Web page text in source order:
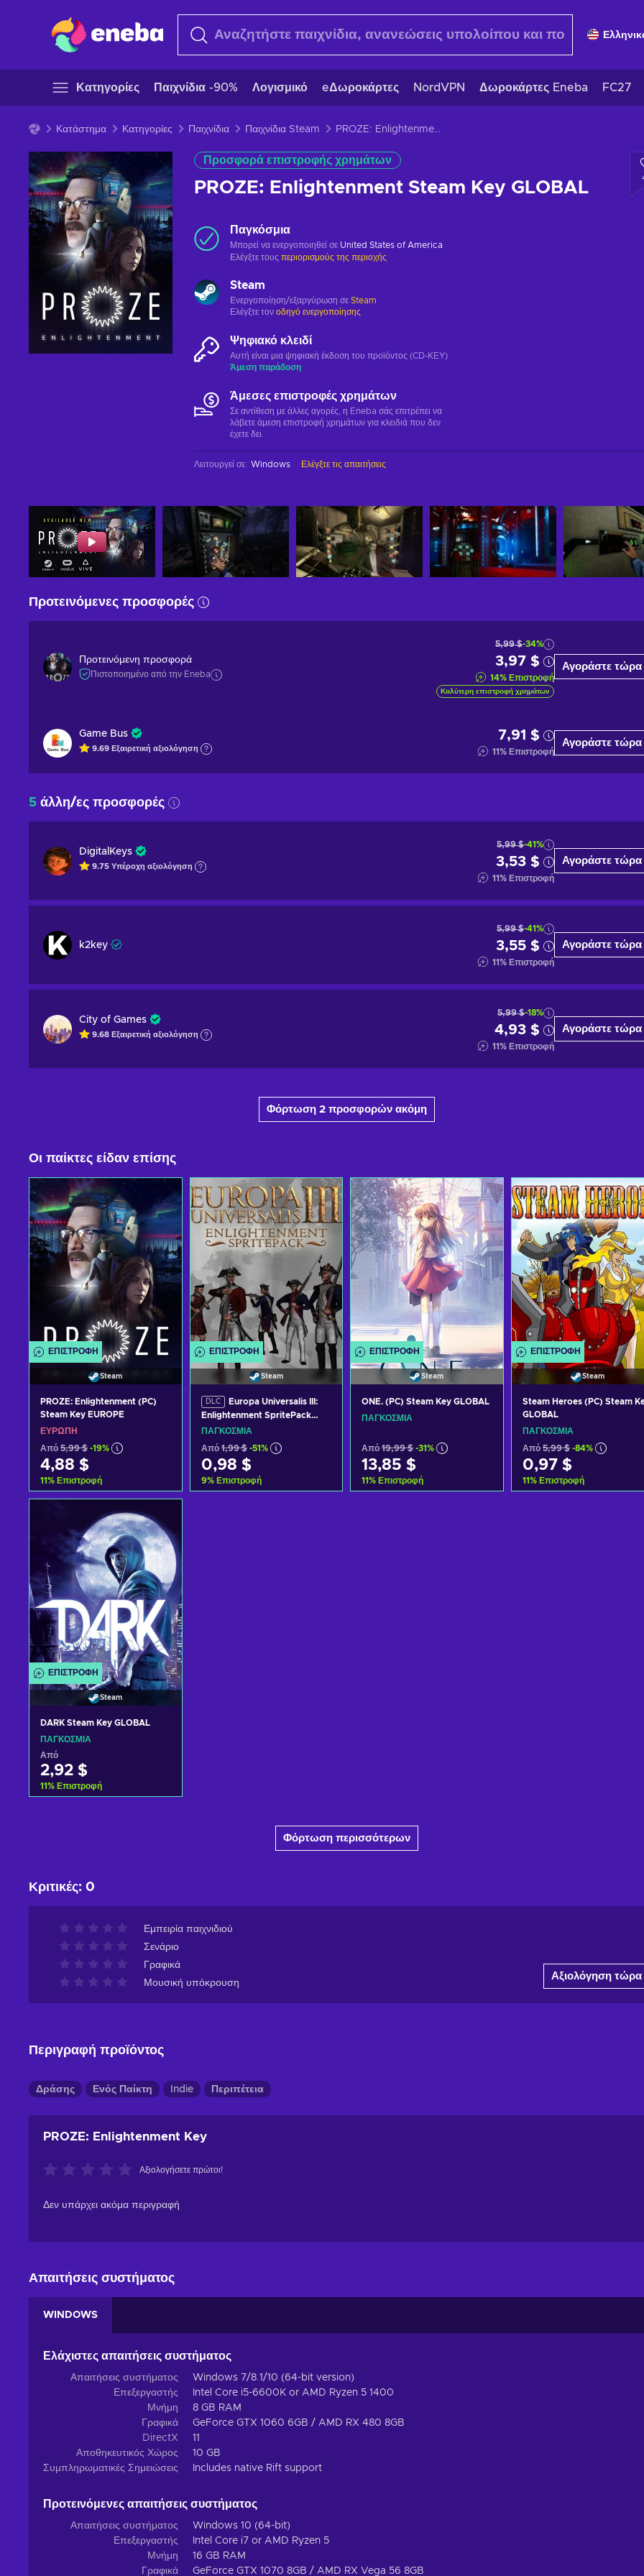
Κατηγορίες Παιχνίδια -90% Λογισμικό eΔωροκάρτες NordVPN Δωροκάρτες Eneba FC27
Κατάστημα Κατηγορίες Παιχνίδια Παιχνίδια Steam PROZE: Enlightenment Steam Key GLOBAL
Προσφορά επιστροφής χρημάτων
PROZE: Enlightenment Steam Key GLOBAL
Παγκόσμια
Μπορεί να ενεργοποιηθεί σε United States of America
Ελέγξτε τους περιορισμούς της περιοχής
Steam
Ενεργοποίηση/εξαργύρωση σε Steam
Ελέγξτε τον οδηγό ενεργοποίησης
Ψηφιακό κλειδί
Αυτή είναι μια ψηφιακή έκδοση του προϊόντος (CD-KEY)
Άμεση παράδοση
Άμεσες επιστροφές χρημάτων
Σε αντίθεση με άλλες αγορές, η Eneba σάς επιτρέπει να
λάβετε άμεση επιστροφή χρημάτων για κλειδιά που δεν
έχετε δει.
Λειτουργεί σε: Windows Ελέγξτε τις απαιτήσεις
Προτεινόμενες προσφορές
Προτεινόμενη προσφορά
Πιστοποιημένο από την Eneba
5,99 $-34%
3,97 $
14% Επιστροφή
Καλύτερη επιστροφή χρημάτων
Αγοράστε τώρα
Game Bus
9.69 Εξαιρετική αξιολόγηση
7,91 $
11% Επιστροφή
Αγοράστε τώρα
5 άλλη/ες προσφορές
DigitalKeys
9.75 Υπέροχη αξιολόγηση
5,99 $-41%
3,53 $
11% Επιστροφή
Αγοράστε τώρα
k2key
5,99 $-41%
3,55 $
11% Επιστροφή
Αγοράστε τώρα
City of Games
9.68 Εξαιρετική αξιολόγηση
5,99 $-18%
4,93 $
11% Επιστροφή
Αγοράστε τώρα
Φόρτωση 2 προσφορών ακόμη
Οι παίκτες είδαν επίσης
ΕΠΙΣΤΡΟΦΉ
Steam
PROZE: Enlightenment (PC)
Steam Key EUROPE
ΕΥΡΏΠΗ
Από 5,99 $ -19%
4,88 $
11% Επιστροφή
Προσθήκη στο καλάθι
Δείτε προσφορές
ΕΠΙΣΤΡΟΦΉ
Steam
DLC
Europa Universalis III:
Enlightenment SpritePack
(DLC) (PC) Steam Key
ΠΑΓΚΌΣΜΙΑ
Από 1,99 $ -51%
0,98 $
9% Επιστροφή
ΕΠΙΣΤΡΟΦΉ
Steam
ONE. (PC) Steam Key GLOBAL
ΠΑΓΚΌΣΜΙΑ
Από 19,99 $ -31%
13,85 $
11% Επιστροφή
ΕΠΙΣΤΡΟΦΉ
Steam
Steam Heroes (PC) Steam
GLOBAL
ΠΑΓΚΌΣΜΙΑ
Από 5,99 $ -84%
0,97 $
11% Επιστροφή
ΕΠΙΣΤΡΟΦΉ
Steam
DARK Steam Key GLOBAL
ΠΑΓΚΌΣΜΙΑ
Από
2,92 $
11% Επιστροφή
Φόρτωση περισσότερων
Κριτικές: 0
Εμπειρία παιχνιδιού
Σενάριο
Γραφικά
Μουσική υπόκρουση
Αξιολόγηση τώρα
Περιγραφή προϊόντος
Δράσης Ενός Παίκτη Indie Περιπέτεια
PROZE: Enlightenment Key
Αξιολογήσετε πρώτοι!
Δεν υπάρχει ακόμα περιγραφή
Απαιτήσεις συστήματος
WINDOWS
Ελάχιστες απαιτήσεις συστήματος
Απαιτήσεις συστήματος
Windows 7/8.1/10 (64-bit version)
Επεξεργαστής
Intel Core i5-6600K or AMD Ryzen 5 1400
Μνήμη
8 GB RAM
Γραφικά
GeForce GTX 1060 6GB / AMD RX 480 8GB
DirectX
11
Αποθηκευτικός Χώρος
10 GB
Συμπληρωματικές Σημειώσεις
Includes native Rift support
Προτεινόμενες απαιτήσεις συστήματος
Απαιτήσεις συστήματος
Windows 10 (64-bit)
Επεξεργαστής
Intel Core i7 or AMD Ryzen 5
Μνήμη
16 GB RAM
Γραφικά
GeForce GTX 1070 8GB / AMD RX Vega 56 8GB